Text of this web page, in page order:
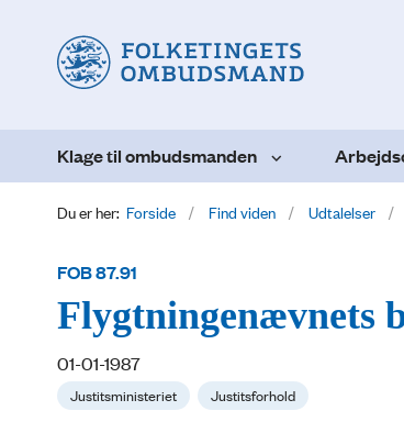
Klage til ombudsmanden
Du er her: Forside Find viden Udtalelser
FOB 87.91
Flygtningenævnets
01-01-1987
Justitsministeriet Justitsforhold